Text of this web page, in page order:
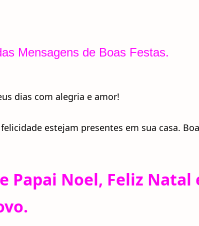
Mensagens de Boas Festas.
dias com alegria e amor!
estejam presentes em sua casa.
Papai Noel, Feliz Natal